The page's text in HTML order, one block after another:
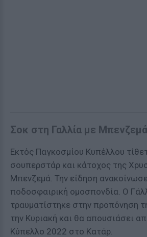
Σοκ στη Γαλλία με Μπενζεμά
Εκτός Παγκοσμίου Κυπέλλου
σουπερστάρ και κάτοχος της
Μπενζεμά. Την είδηση
ποδοσφαιρική ομοσπονδία. Ο
τραυματίστηκε στην προπόνηση
την Κυριακή και θα απουσιάσει
Κύπελλο 2022 στο Κατάρ.